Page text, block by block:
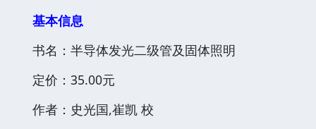
基本信息
书名：半导体发光二级管及固体照明
定价：35.00元
作者：史光国,崔凯 校